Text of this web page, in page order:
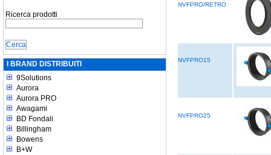
Ricerca prodotti
I BRAND DISTRIBUITI
9Solutions
Aurora
Aurora PRO
Awagami
BD Fondali
Billingham
Bowens
B+W
NVFPRO/RETRO
NVFPRO15
NVFPRO25